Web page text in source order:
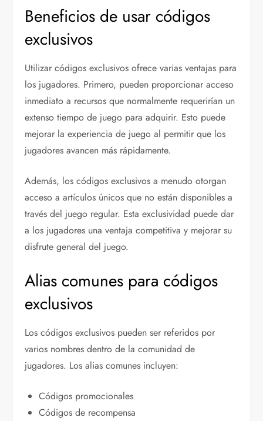
Beneficios de usar códigos
exclusivos
Utilizar códigos exclusivos ofrece varias ventajas para
los jugadores. Primero, pueden proporcionar acceso
inmediato a recursos que normalmente requerirían un
extenso tiempo de juego para adquirir. Esto puede
mejorar la experiencia de juego al permitir que los
jugadores avancen más rápidamente.
Además, los códigos exclusivos a menudo otorgan
acceso a artículos únicos que no están disponibles a
través del juego regular. Esta exclusividad puede dar
a los jugadores una ventaja competitiva y mejorar su
disfrute general del juego.
Alias comunes para códigos
exclusivos
Los códigos exclusivos pueden ser referidos por
varios nombres dentro de la comunidad de
jugadores. Los alias comunes incluyen:
Códigos promocionales
Códigos de recompensa